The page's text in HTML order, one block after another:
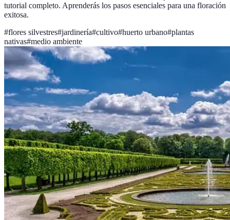
tutorial completo. Aprenderás los pasos esenciales para una floración
exitosa.
#flores silvestres#jardinería#cultivo#huerto urbano#plantas
nativas#medio ambiente